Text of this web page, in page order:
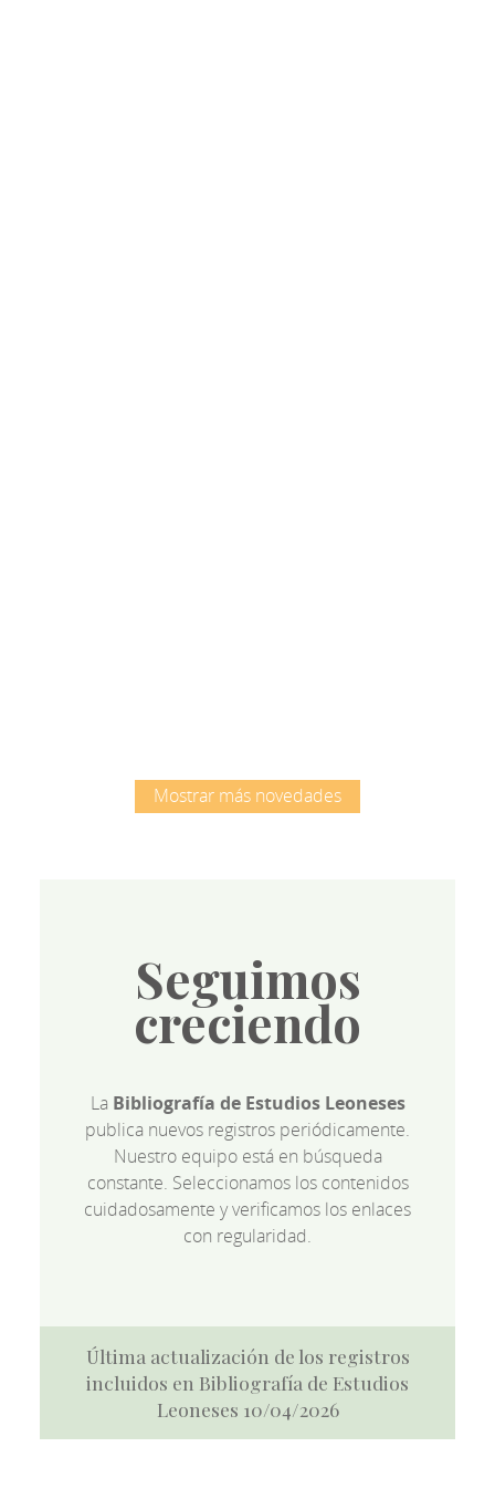
Mostrar más novedades
Seguimos
creciendo
La Bibliografía de Estudios Leoneses
publica nuevos registros periódicamente.
Nuestro equipo está en búsqueda
constante. Seleccionamos los contenidos
cuidadosamente y verificamos los enlaces
con regularidad.
Última actualización de los registros
incluidos en Bibliografía de Estudios
Leoneses 10/04/2026